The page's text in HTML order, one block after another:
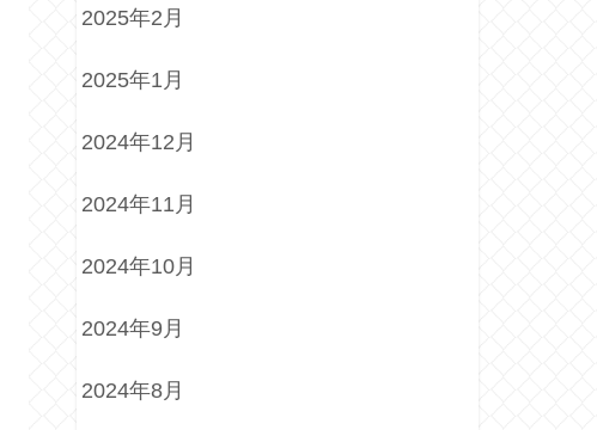
2025年2月
2025年1月
2024年12月
2024年11月
2024年10月
2024年9月
2024年8月